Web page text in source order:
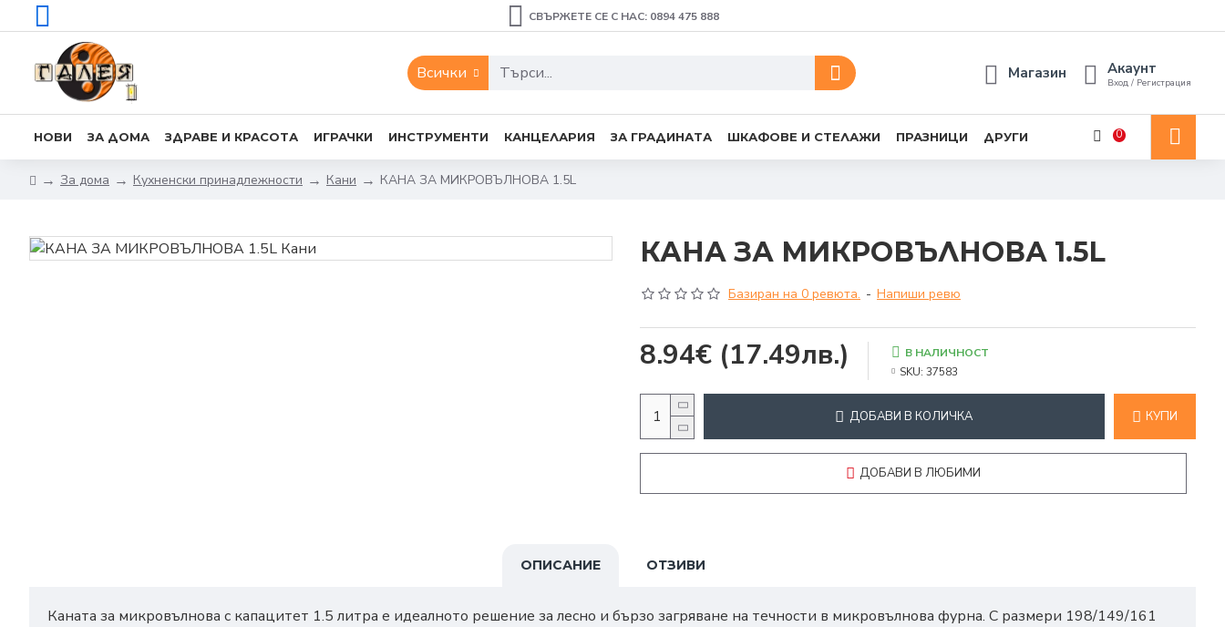
СВЪРЖЕТЕ СЕ С НАС: 0894 475 888
Всички Магазин Акаунт
Вход / Регистрация
НОВИ ЗА ДОМА ЗДРАВЕ И КРАСОТА ИГРАЧКИ ИНСТРУМЕНТИ КАНЦЕЛАРИЯ ЗА ГРАДИНАТА ШКАФОВЕ И СТЕЛАЖИ ПРАЗНИЦИ ДРУГИ 0
За дома Кухненски принадлежности Кани КАНА ЗА МИКРОВЪЛНОВА 1.5L
КАНА ЗА МИКРОВЪЛНОВА 1.5L
Базиран на 0 ревюта. - Напиши ревю
8.94€ (17.49лв.)
В НАЛИЧНОСТ
SKU: 37583
ДОБАВИ В КОЛИЧКА КУПИ
ДОБАВИ В ЛЮБИМИ
ОПИСАНИЕ ОТЗИВИ
Каната за микровълнова с капацитет 1.5 литра е идеалното решение за лесно и бързо загряване на течности в микровълнова фурна. С размери 198/149/161